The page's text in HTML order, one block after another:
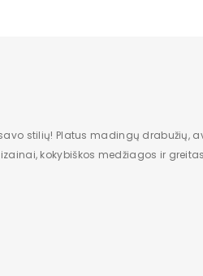
stilių! Platus madingų drabužių,
kokybiškos medžiagos ir